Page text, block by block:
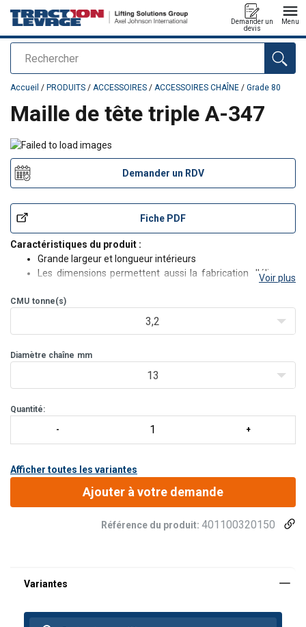
Rechercher
Demander un
devis
Menu
Ajouté au panier
Accueil / PRODUITS / ACCESSOIRES / ACCESSOIRES CHAÎNE / Grade 80
Maille de tête triple A-347
Demander un RDV
Fiche PDF
Caractéristiques du produit :
Grande largeur et longueur intérieurs
Les dimensions permettent aussi la fabrication d'élingues
Conformes à la norme EN 1677-4 : 2001, mailles certifiées
Voir plus
CMU tonne(s)
3,2
Diamètre chaîne mm
13
Quantité:
Afficher toutes les variantes
Ajouter à votre demande
Référence du produit: 401100320150